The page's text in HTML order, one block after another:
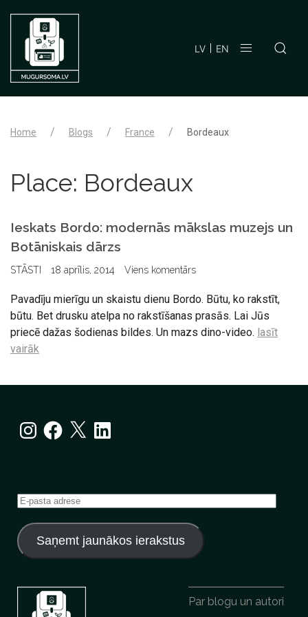
LV EN
Home Blogs France Bordeaux
Place: Bordeaux
Ieskats Bordo: modernās mākslas muzejs un
Botāniskais dārzs
STĀSTI 18 aprīlis, 2014 Viens komentārs
Pavadīju mierīgu un skaistu dienu Bordo. Būtu, ko rakstīt,
būtu. Bet drusku atelpa no rakstīšanas prasās. Lai Jūs
priecē dažas šodienas bildes. Un mazs dino-video. lasīt
vairāk
InstagramFacebook
X LinkedIn
E-
adrese
Saņemt jaunākos ierakstus
Par blogu un autori